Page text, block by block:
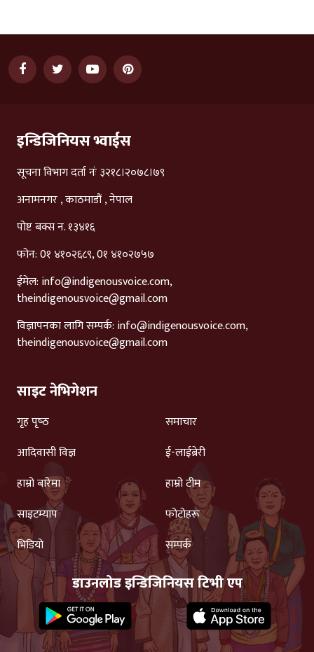
इन्डिजिनियस भ्वाईस
सूचना विभाग दर्ता नंः ३२१८।२०७८।७९
अनामनगर , काठमाडौं , नेपाल
पोष्ट बक्स न. १३४१६
फोन: 0१ ४१०२६८९, 0१ ४१०२७५७
ईमेल: info@indigenousvoice.com,
theindigenousvoice@gmail.com
विज्ञापनका लागि सम्पर्क: info@indigenousvoice.com,
theindigenousvoice@gmail.com
साइट नेभिगेशन
गृह पृष्‍ठ
समाचार
आदिवासी विज्ञ
ई-लाईब्रेरी
हाम्रो बारेमा
हाम्रो टीम
साइटम्याप
फोटोहरू
भिडियो
सम्पर्क
डाउनलोड इन्डिजिनियस टिभी एप